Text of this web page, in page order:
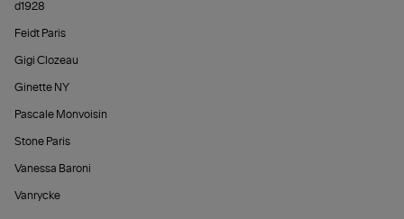
d1928
Feidt Paris
Gigi Clozeau
Ginette NY
Pascale Monvoisin
Stone Paris
Vanessa Baroni
Vanrycke